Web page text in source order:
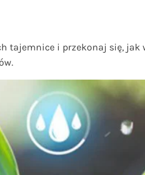
tajemnice i przekonaj się,